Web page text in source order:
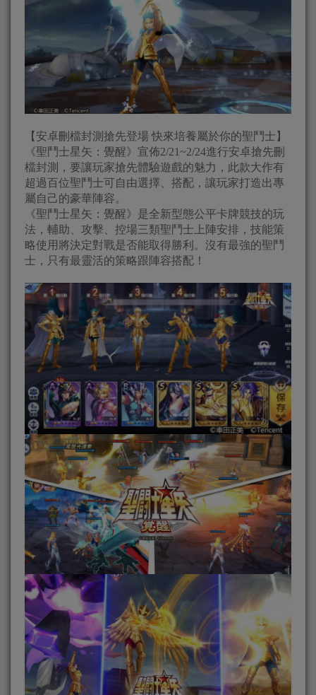
【安卓刪檔封測搶先登場 快來培養屬於你的聖鬥士】
《聖鬥士星矢：覺醒》宣佈2/21~2/24進行安卓搶先刪
檔封測，要讓玩家搶先體驗遊戲的魅力，此款大作有
超過百位聖鬥士可自由選擇、搭配，讓玩家打造出專
屬自己的豪華陣容。
《聖鬥士星矢：覺醒》是全新型態公平卡牌競技的玩
法，輔助、攻擊、控場三類聖鬥士上陣安排，技能策
略使用將決定對戰是否能取得勝利。沒有最強的聖鬥
士，只有最靈活的策略跟陣容搭配！